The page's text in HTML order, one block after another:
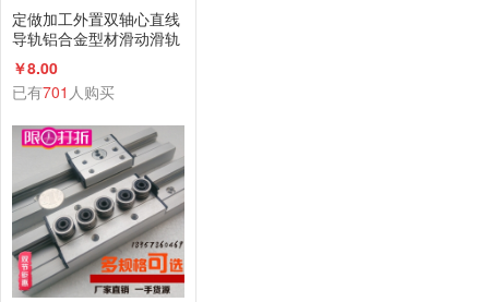
定做加工外置双轴心直线
导轨铝合金型材滑动滑轨
滑台滑块厂家直销
￥8.00
已有701 人购买